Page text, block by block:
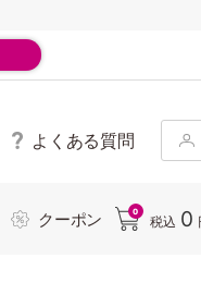
よくある質問
クーポン 0
税込 0